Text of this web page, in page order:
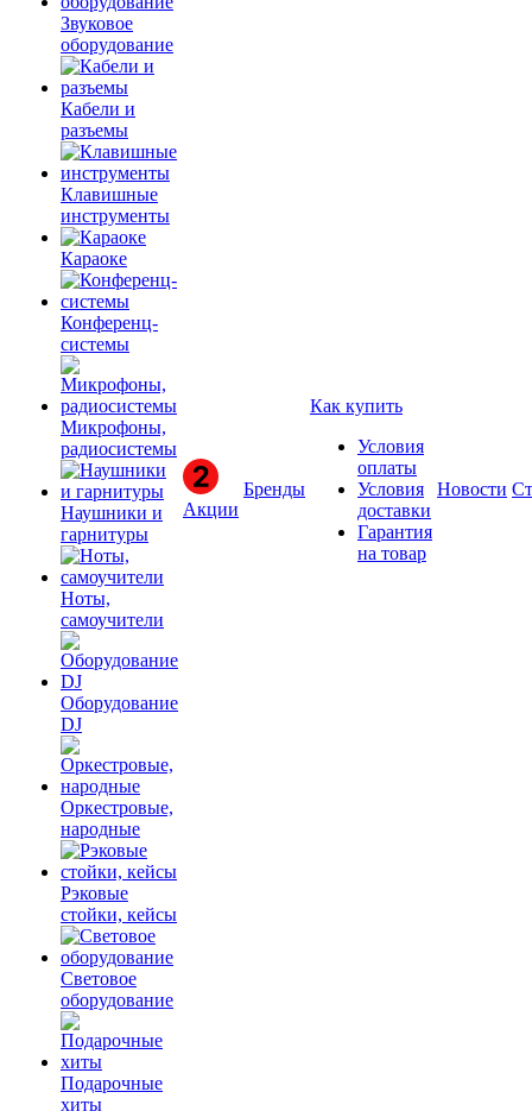
Звуковое
оборудование
Кабели и
разъемы
Клавишные
инструменты
Караоке
Конференц-
системы
Микрофоны,
радиосистемы
Наушники и
гарнитуры
Ноты,
самоучители
Оборудование
DJ
Оркестровые,
народные
Рэковые
стойки, кейсы
Световое
оборудование
Подарочные
хиты
Акции
Бренды
Как купить
Условия
оплаты
Условия
доставки
Гарантия
на товар
Новости